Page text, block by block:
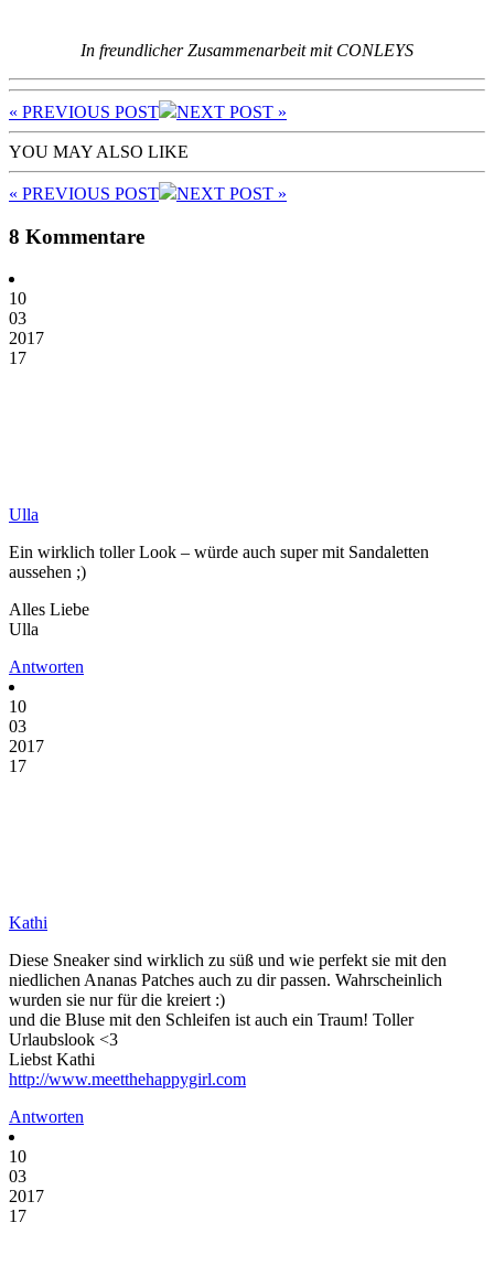
In freundlicher Zusammenarbeit mit CONLEYS
« PREVIOUS POST NEXT POST »
YOU MAY ALSO LIKE
« PREVIOUS POST NEXT POST »
8 Kommentare
10
03
2017
17
Ulla
Ein wirklich toller Look – würde auch super mit Sandaletten
aussehen ;)
Alles Liebe
Ulla
Antworten
10
03
2017
17
Kathi
Diese Sneaker sind wirklich zu süß und wie perfekt sie mit den
niedlichen Ananas Patches auch zu dir passen. Wahrscheinlich
wurden sie nur für die kreiert :)
und die Bluse mit den Schleifen ist auch ein Traum! Toller
Urlaubslook <3
Liebst Kathi
http://www.meetthehappygirl.com
Antworten
10
03
2017
17